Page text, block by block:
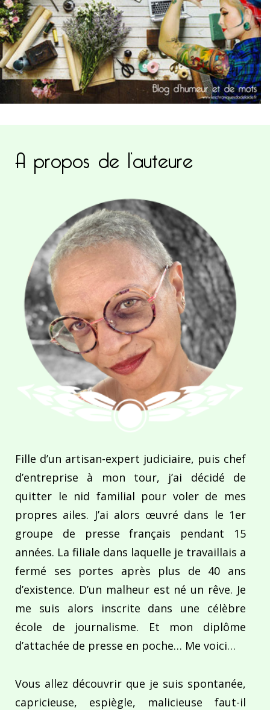
A propos de l’auteure
Fille d’un artisan-expert judiciaire, puis chef
d’entreprise à mon tour, j’ai décidé de
quitter le nid familial pour voler de mes
propres ailes. J’ai alors œuvré dans le 1er
groupe de presse français pendant 15
années. La filiale dans laquelle je travaillais a
fermé ses portes après plus de 40 ans
d’existence. D’un malheur est né un rêve. Je
me suis alors inscrite dans une célèbre
école de journalisme. Et mon diplôme
d’attachée de presse en poche… Me voici…
Vous allez découvrir que je suis spontanée,
capricieuse, espiègle, malicieuse faut-il